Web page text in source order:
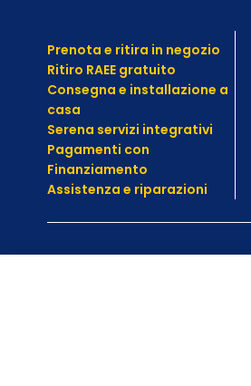
Prenota e ritira in negozio
Ritiro RAEE gratuito
Consegna e installazione a
casa
Serena servizi integrativi
Pagamenti con
Finanziamento
Assistenza e riparazioni